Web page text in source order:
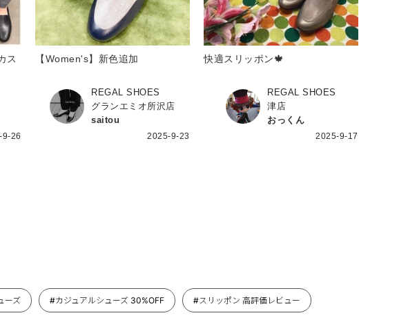
ス
9-26
【Women's】新色追加
REGAL SHOES
グランエミオ所沢店
saitou
2025-9-23
快適スリッポン🍁
REGAL SHOES
津店
おっくん
2025-9-17
ーズ #カジュアルシューズ 30%OFF #スリッポン 高評価レビュー